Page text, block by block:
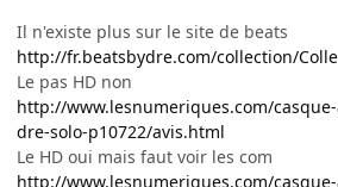
Il n'existe plus sur le site de beats
http://fr.beatsbydre.com/collection/
Le pas HD non
http://www.lesnumeriques.com/
dre-solo-p10722/avis.html
Le HD oui mais faut voir les com
http://www.lesnumeriques.com/